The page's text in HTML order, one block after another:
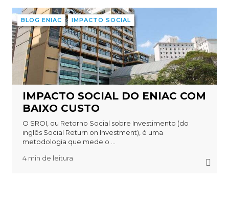
BLOG ENIAC IMPACTO SOCIAL
IMPACTO SOCIAL DO ENIAC COM
BAIXO CUSTO
O SROI, ou Retorno Social sobre Investimento (do
inglês Social Return on Investment), é uma
metodologia que mede o ...
4 min de leitura